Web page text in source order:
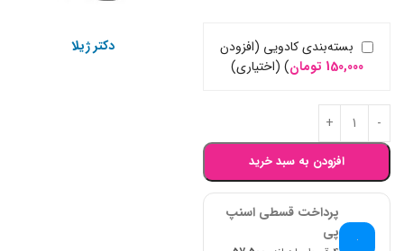
آزاد و پرتوهای فرابنفش
حاوی ویتامین E، C و عصاره روغن
بسته‌بندی کادویی (افزودن
150,000 تومان) (اختیاری)
افزودن به سبد خرید
پرداخت قسطی اسنپ
پی
دکتر ژیلا